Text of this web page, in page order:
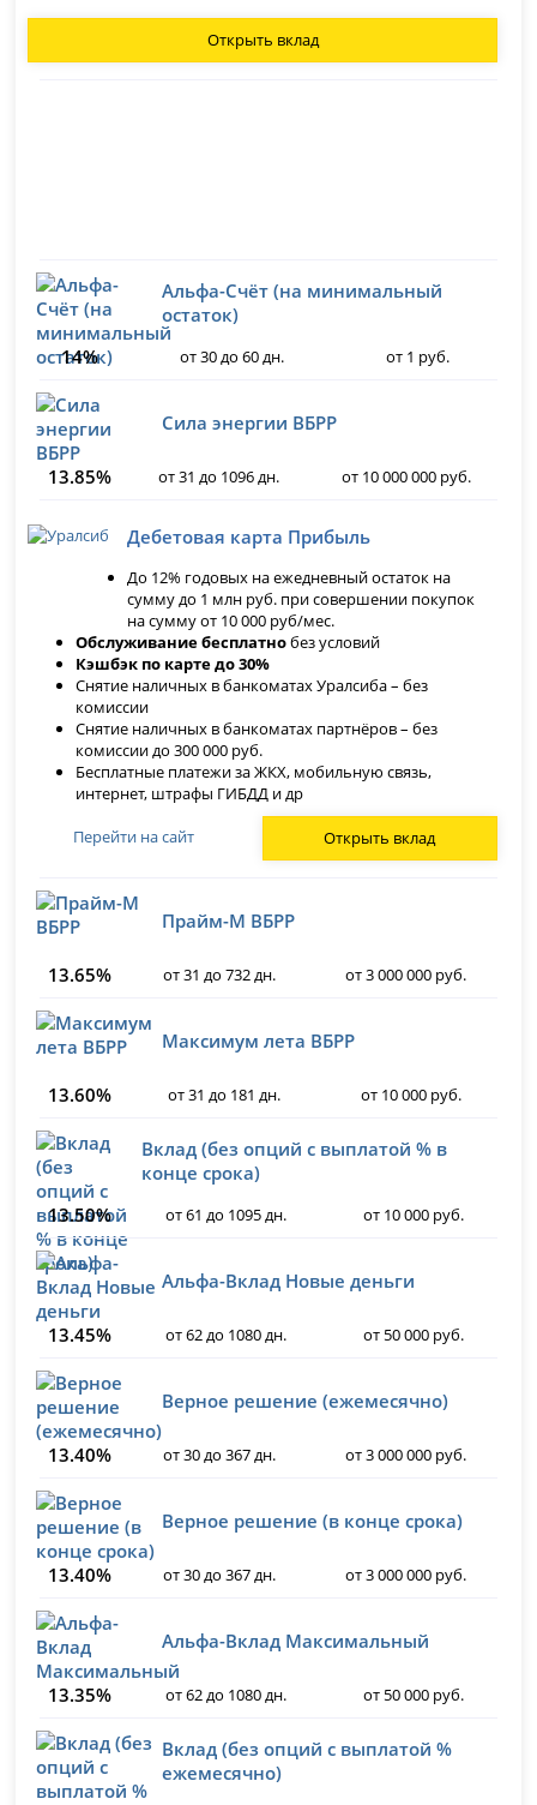
Открыть вклад
Альфа-Счёт (на минимальный
остаток)
14%
от 30 до 60 дн. от 1 руб.
Сила энергии ВБРР
13.85% от 31 до 1096 дн. от 10 000 000 руб.
Дебетовая карта Прибыль
До 12% годовых на ежедневный остаток на
сумму до 1 млн руб. при совершении покупок
на сумму от 10 000 руб/мес.
Обслуживание бесплатнобез условий
Кэшбэк по карте до 30%
Снятие наличных в банкоматах Уралсиба – без
комиссии
Снятие наличных в банкоматах партнёров – без
комиссии до 300 000 руб.
Бесплатные платежи за ЖКХ, мобильную связь,
интернет, штрафы ГИБДД и др
Перейти на сайт
Открыть вклад
Прайм-М ВБРР
13.65% от 31 до 732 дн. от 3 000 000 руб.
Максимум лета ВБРР
13.60% от 31 до 181 дн. от 10 000 руб.
Вклад (без опций с выплатой % в
конце срока)
13.50%
от 61 до 1095 дн. от 10 000 руб.
Альфа-Вклад Новые деньги
13.45% от 62 до 1080 дн. от 50 000 руб.
Верное решение (ежемесячно)
13.40% от 30 до 367 дн. от 3 000 000 руб.
Верное решение (в конце срока)
13.40% от 30 до 367 дн. от 3 000 000 руб.
Альфа-Вклад Максимальный
13.35% от 62 до 1080 дн. от 50 000 руб.
Вклад (без опций с выплатой %
ежемесячно)